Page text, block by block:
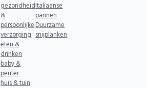
gezondheid
&
persoonlijke
verzorging
eten &
drinken
baby &
peuter
huis & tuin
Italiaanse
pannen
Duurzame
snijplanken